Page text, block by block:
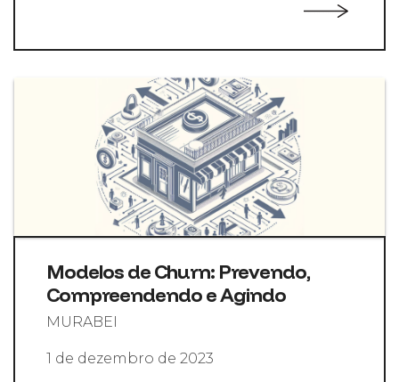
Modelos de Churn: Prevendo,
Compreendendo e Agindo
MURABEI
1 de dezembro de 2023